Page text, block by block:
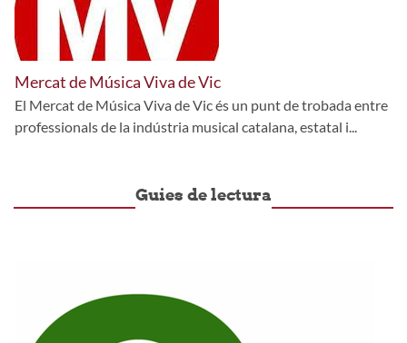
Mercat de Música Viva de Vic
El Mercat de Música Viva de Vic és un punt de trobada entre
professionals de la indústria musical catalana, estatal i...
Guies de lectura